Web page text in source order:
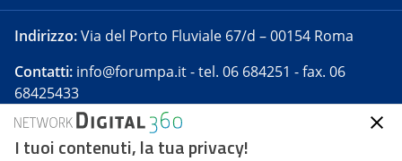
Indirizzo:Via del Porto Fluviale 67/d – 00154 Roma
Contatti: info@forumpa.it- tel. 06 684251 - fax. 06
68425433
Forumpa.itè una pubblicazione telematica iscritta
I tuoi contenuti, la tua privacy!